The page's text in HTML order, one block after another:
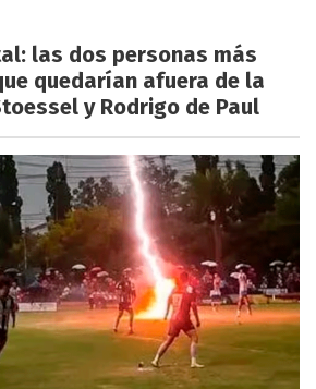
las dos personas más
quedarían afuera de la
y Rodrigo de Paul